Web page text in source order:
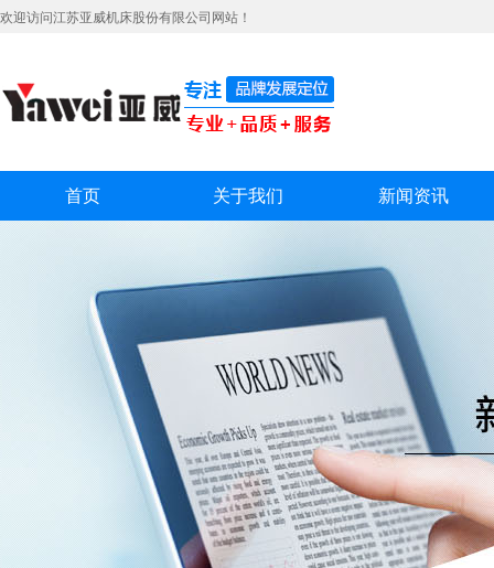
欢迎访问江苏亚威机床股份有限公司网站！
首页 关于我们 新闻资讯